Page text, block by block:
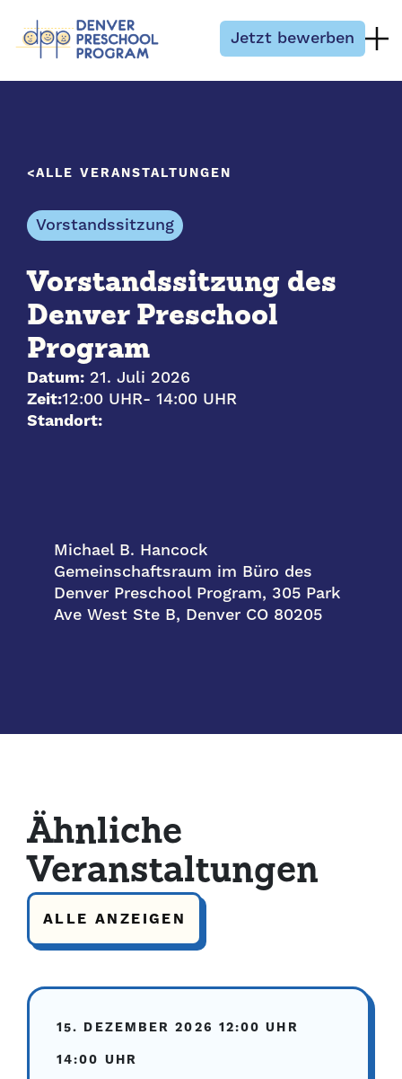
Jetzt bewerben
ALLE VERANSTALTUNGEN
Vorstandssitzung
Vorstandssitzung des
Denver Preschool
Program
Datum: 21. Juli 2026
Zeit:12:00 UHR- 14:00 UHR
Standort:
Michael B. Hancock
Gemeinschaftsraum im Büro des
Denver Preschool Program, 305 Park
Ave West Ste B, Denver CO 80205
Ähnliche
Veranstaltungen
ALLE ANZEIGEN
15. DEZEMBER 2026 12:00 UHR
14:00 UHR